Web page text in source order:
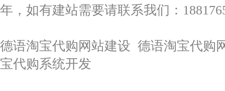
年，如有建站需要请联系我们：
德语淘宝代购网站建设 德语淘宝代购
宝代购系统开发